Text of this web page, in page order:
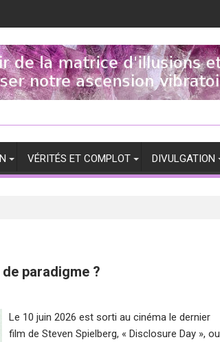
VÉRITÉS ET COMPLOT DIVULGATION
paradigme ?
Le 10 juin 2026 est sorti au cinéma le dernier
film de Steven Spielberg, « Disclosure Day », ou